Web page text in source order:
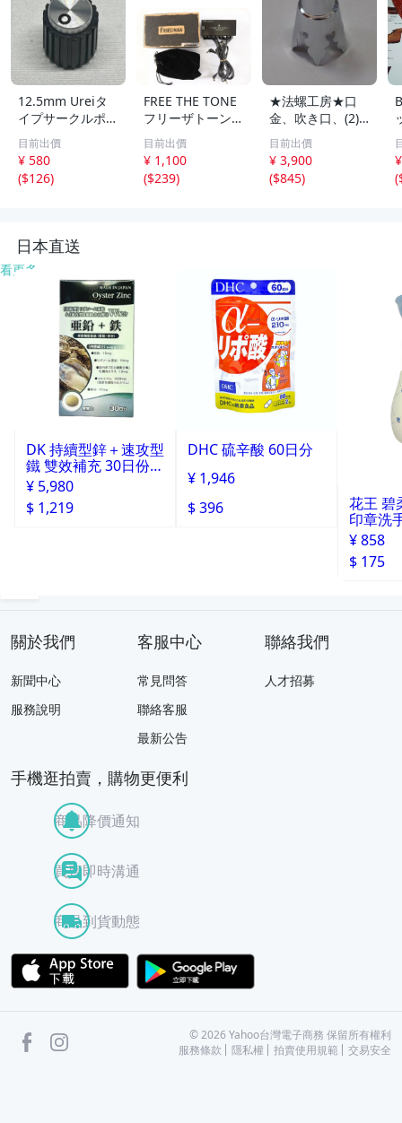
12.5mm Ureiタ
イプサークルポイ
ンターツマミ・ノ
ブ Sサイズ（非純
正）
目前出價
¥ 580
($126)
FREE THE TONE
フリーザトーン P
T-3D DC Power S
upply パワーサプ
ライ オーディオ
機器 音響機器 箱
目前出價
¥ 1,100
($239)
★法螺工房★口
金、吹き口、(2),
ほら貝、ホラ貝、
法螺貝
目前出價
¥ 3,900
($845)
(
日本直送
看更多
DK 持續型鋅＋速攻型
鐵 雙效補充 30日份 1
20粒
¥ 5,980
$ 1,219
DHC 硫辛酸 60日分
¥ 1,946
$ 396
花王 碧
印章洗
0ml
¥ 858
$ 175
關於我們
新聞中心
服務說明
客服中心
常見問答
聯絡客服
最新公告
聯絡我們
人才招募
手機逛拍賣，購物更便利
商品降價通知
買賣即時溝通
商品到貨動態
APP Store
facebook ©2026 Yahoo台灣電子商務 保留所有權利
服務條款
隱私權 拍賣使用規範 交易安全